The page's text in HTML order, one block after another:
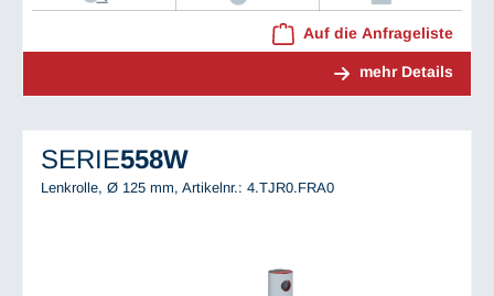
Auf die Anfrageliste
mehr Details
SERIE558W
Lenkrolle, Ø 125 mm, Artikelnr.: 4.TJR0.FRA0